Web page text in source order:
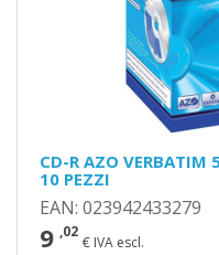
CD-R AZO VERBATIM
10 PEZZI
EAN: 023942433279
9 ,02
€ IVA escl.